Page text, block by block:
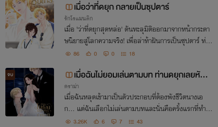
เมื่อว่าที่ดยุก กลายเป็นซุปตาร์
รักโรแมนติก
เมื่อ 'ว่าที่ดยุกสุดหล่อ' ดันทะลุมิติออกมาจากหน้ากระดา
ษนิยายสู่โลกความจริง! เพื่อล่าท้าฝันการเป็นซุปตาร์ ท่าม
กลางอุปสรรคมากมายและเวลาที่จำกัดว่าที่ดยุกในนิยาย
86 0 0 18
จบ
เมื่อฉันไม่ยอมเล่นตามบท ท่านดยุกเลยหันม
าเล่นฉันแทน
ดราม่า
เมื่อฉันหลุดเข้ามาเป็นตัวประกอบที่ต้องพังชีวิตนางเอ
ก… แต่ฉันเลือกไม่เล่นตามบทและนั่นคือครั้งแรกที่ทำให้
ดยุกผู้ไม่เคยพลาด—เสียแผน
3.26K 6 7 43